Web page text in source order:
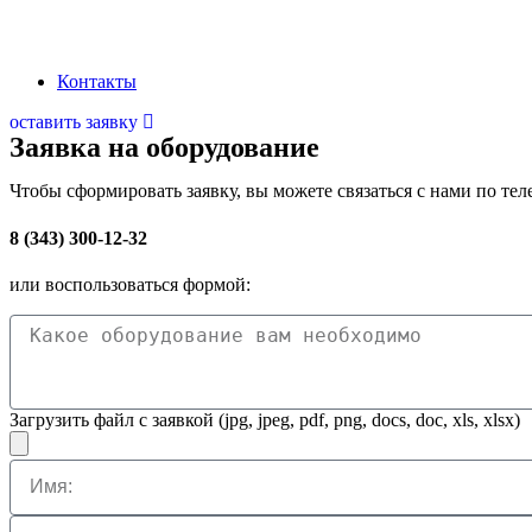
Контакты
оставить заявку
Заявка на оборудование
Чтобы сформировать заявку, вы можете связаться с нами по
8 (343) 300-12-32
или воспользоваться формой:
Загрузить файл с заявкой (jpg, jpeg, pdf, png, docs, doc, xls, xlsx)